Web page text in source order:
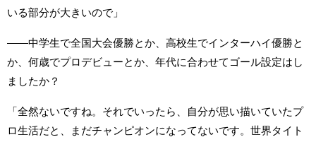
いる部分が大きいので」
――中学生で全国大会優勝とか、高校生でインターハイ優勝と
か、何歳でプロデビューとか、年代に合わせてゴール設定はし
ましたか？
「全然ないですね。それでいったら、自分が思い描いていたプ
ロ生活だと、まだチャンピオンになってないです。世界タイト